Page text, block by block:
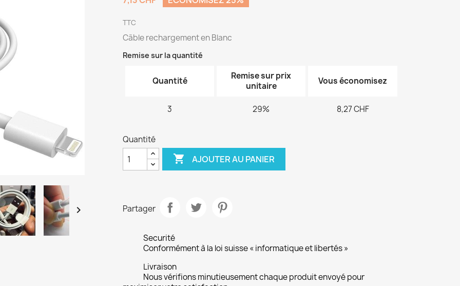

TTC
Cãble rechargement en Blanc
Remise sur la quantité
Quantité
Remise sur prix
unitaire
Vous économisez
3 29% 8,27 CHF
Quantité
 AJOUTER AU PANIER
Partager
Securité
Conformément à la loi suisse « informatique et libertés »
Livraison
Nous vérifions minutieusement chaque produit envoyé pour